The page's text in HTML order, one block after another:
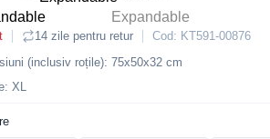
14 zile pentru retur
Cod: KT591-00876
(inclusiv roțile): 75х50х32 cm
XL